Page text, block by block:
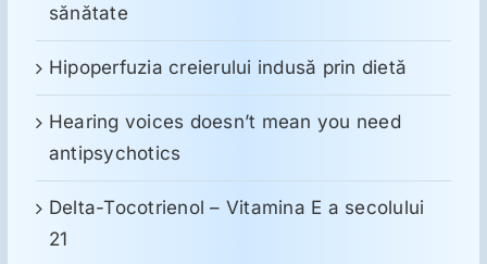
sănătate
Hipoperfuzia creierului indusă prin dietă
Hearing voices doesn’t mean you need
antipsychotics
Delta-Tocotrienol – Vitamina E a secolului
21